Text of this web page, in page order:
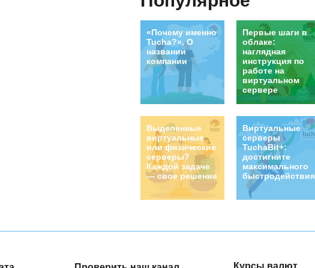
«Почему именно
Tucha?». О
названии
компании
Первые шаги в
облаке:
наглядная
инструкция по
работе на
виртуальном
сервере
Выделенные
виртуальные
или физические
серверы?
Каждой задаче
— свое решение
Виртуальные
серверы
TuchaBit+:
достигните
максимального
быстродействия!
Курсы валют